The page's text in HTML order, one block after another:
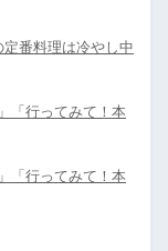
番料理は冷やし中
「行ってみて！本
「行ってみて！本